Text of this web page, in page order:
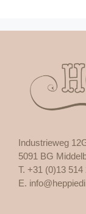
Industrieweg
5091 BG
T. +31 (0)13 514
E.